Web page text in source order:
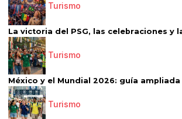
Turismo
La victoria del PSG, las celebraciones y
Turismo
México y el Mundial 2026: guía ampliada
Turismo